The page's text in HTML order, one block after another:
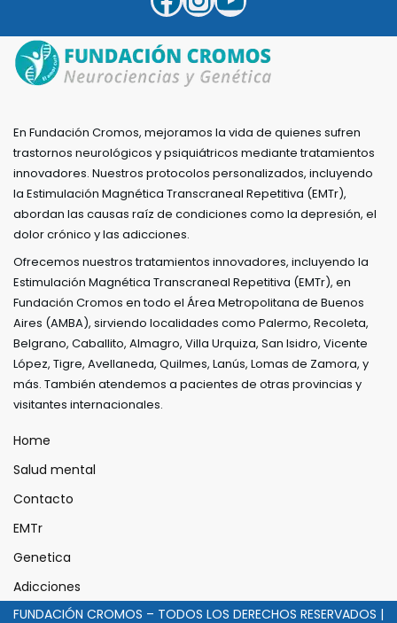
En Fundación Cromos, mejoramos la vida de quienes sufren
trastornos neurológicos y psiquiátricos mediante tratamientos
innovadores. Nuestros protocolos personalizados, incluyendo
la Estimulación Magnética Transcraneal Repetitiva (EMTr),
abordan las causas raíz de condiciones como la depresión, el
dolor crónico y las adicciones.
Ofrecemos nuestros tratamientos innovadores, incluyendo la
Estimulación Magnética Transcraneal Repetitiva (EMTr), en
Fundación Cromos en todo el Área Metropolitana de Buenos
Aires (AMBA), sirviendo localidades como Palermo, Recoleta,
Belgrano, Caballito, Almagro, Villa Urquiza, San Isidro, Vicente
López, Tigre, Avellaneda, Quilmes, Lanús, Lomas de Zamora, y
más. También atendemos a pacientes de otras provincias y
visitantes internacionales.
Home
Salud mental
Contacto
EMTr
Genetica
Adicciones
FUNDACIÓN CROMOS – TODOS LOS DERECHOS RESERVADOS |